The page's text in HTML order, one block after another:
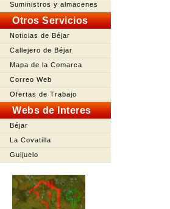
Suministros y almacenes
Otros Servicios
Noticias de Béjar
Callejero de Béjar
Mapa de la Comarca
Correo Web
Ofertas de Trabajo
Webs de Interes
Béjar
La Covatilla
Guijuelo